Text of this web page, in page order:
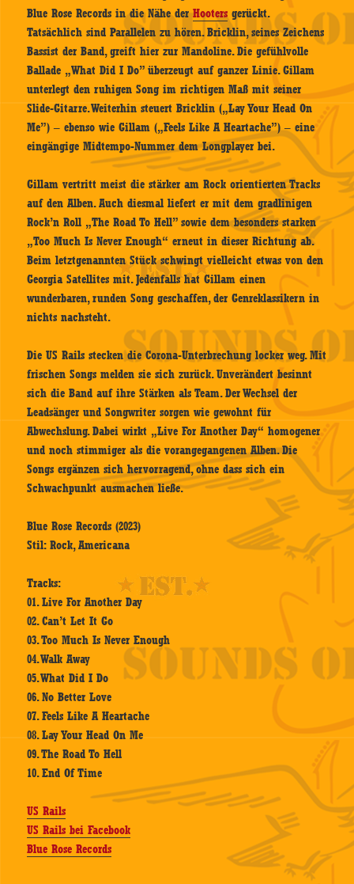
Blue Rose Records in die Nähe derHooters gerückt.
Tatsächlich sind Parallelen zu hören. Bricklin, seines Zeichens
Bassist der Band, greift hier zur Mandoline. Die gefühlvolle
Ballade „What Did I Do” überzeugt auf ganzer Linie. Gillam
unterlegt den ruhigen Song im richtigen Maß mit seiner
Slide-Gitarre. Weiterhin steuert Bricklin („Lay Your Head On
Me”) – ebenso wie Gillam („Feels Like A Heartache”) – eine
eingängige Midtempo-Nummer dem Longplayer bei.
Gillam vertritt meist die stärker am Rock orientierten Tracks
auf den Alben. Auch diesmal liefert er mit dem gradlinigen
Rock’n Roll „The Road To Hell” sowie dem besonders starken
„Too Much Is Never Enough“ erneut in dieser Richtung ab.
Beim letztgenannten Stück schwingt vielleicht etwas von den
Georgia Satellites mit. Jedenfalls hat Gillam einen
wunderbaren, runden Song geschaffen, der Genreklassikern in
nichts nachsteht.
Die US Rails stecken die Corona-Unterbrechung locker weg. Mit
frischen Songs melden sie sich zurück. Unverändert besinnt
sich die Band auf ihre Stärken als Team. Der Wechsel der
Leadsänger und Songwriter sorgen wie gewohnt für
Abwechslung. Dabei wirkt „Live For Another Day“ homogener
und noch stimmiger als die vorangegangenen Alben. Die
Songs ergänzen sich hervorragend, ohne dass sich ein
Schwachpunkt ausmachen ließe.
Blue Rose Records (2023)
Stil: Rock, Americana
Tracks:
01. Live For Another Day
02. Can’t Let It Go
03. Too Much Is Never Enough
04. Walk Away
05. What Did I Do
06. No Better Love
07. Feels Like A Heartache
08. Lay Your Head On Me
09. The Road To Hell
10. End Of Time
US Rails
US Rails bei Facebook
Blue Rose Records